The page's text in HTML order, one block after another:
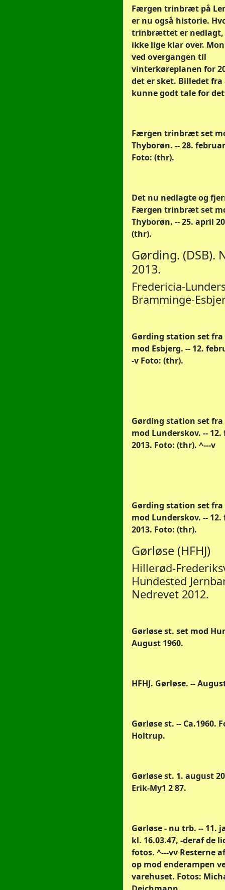
Færgen trinbræt på
er nu også historie.
trinbrættet er nedlagt,
ikke lige klar over.
ved overgangen til
vinterkøreplanen for
det er sket. Billedet fra
kunne godt tale for
Færgen trinbræt set
Thyborøn. -- 28.
Foto: (thr).
Det nu nedlagte og
Færgen trinbræt set
Thyborøn. -- 25. april
(thr).
Gørding. (DSB).
2013.
Fredericia-
Bramminge-
Gørding station set fra
mod Esbjerg. -- 12.
-v Foto: (thr).
Gørding station set fra
mod Lunderskov. --
2013. Foto: (thr). ^---v
Gørding station set fra
mod Lunderskov. --
2013. Foto: (thr).
Gørløse (HFHJ)
Hillerød-
Hundested
Nedrevet 2012.
Gørløse st. set mod
August 1960.
HFHJ. Gørløse. --
Gørløse st. -- Ca.1960.
Holtrup.
Gørløse st. 1. august
Erik-My1 2 87.
Gørløse - nu trb. -- 11.
kl. 16.03.47, -deraf de
fotos. ^---vv Resterne
op mod enderampen
varehuset. Fotos: